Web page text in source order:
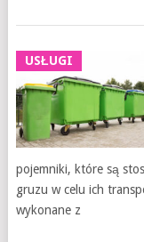
USŁUGI
pojemniki, które są
gruzu w celu ich
wykonane z